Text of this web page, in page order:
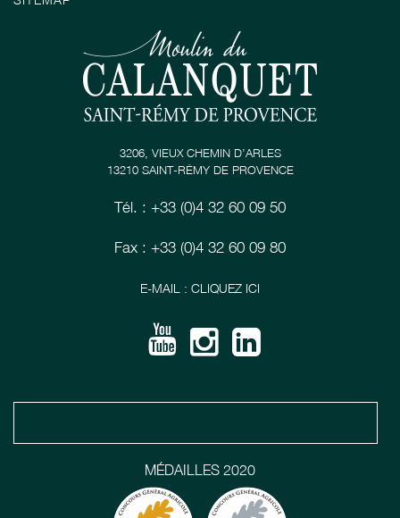
MÉDAILLES 2020
3206, VIEUX CHEMIN D’ARLES
13210 SAINT-RÉMY DE PROVENCE
Tél. : +33 (0)4 32 60 09 50
Fax : +33 (0)4 32 60 09 80
E-MAIL : CLIQUEZ ICI